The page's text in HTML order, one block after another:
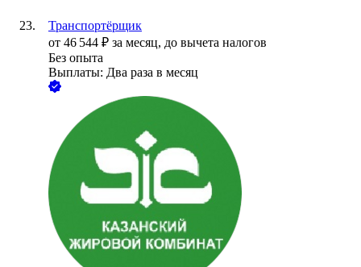
Транспортёрщик
от 46 544 ₽ за месяц, до вычета налогов
Без опыта
Выплаты: Два раза в месяц